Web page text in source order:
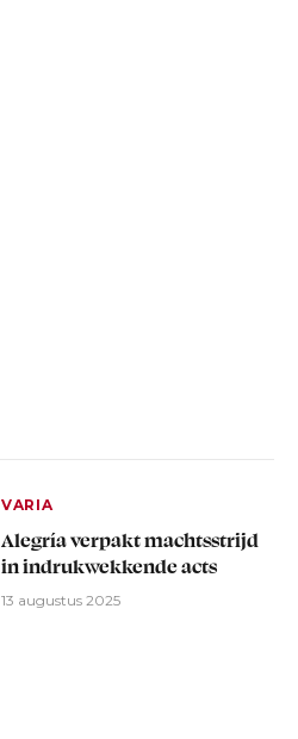
VARIA
Alegría verpakt machtsstrijd
in indrukwekkende acts
13 augustus 2025